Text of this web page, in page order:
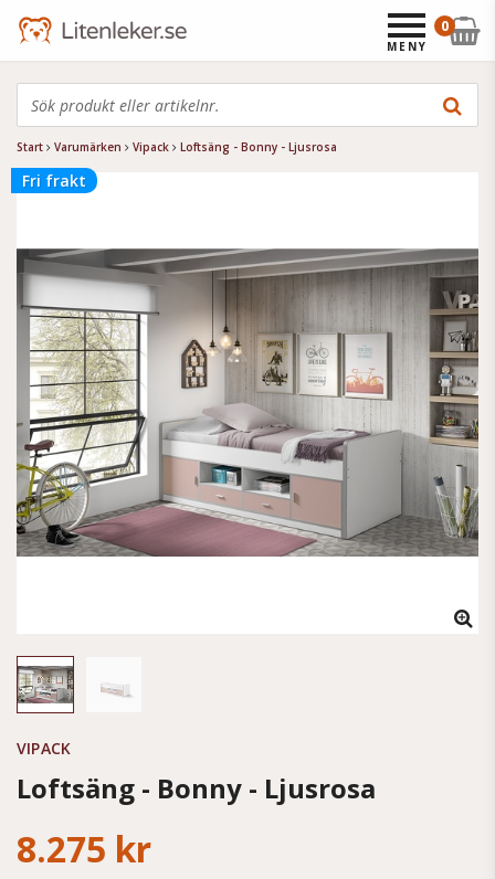
Start Varumärken Vipack Loftsäng - Bonny - Ljusrosa
Fri frakt
VIPACK
Loftsäng - Bonny - Ljusrosa
8.275 kr
0
MENY